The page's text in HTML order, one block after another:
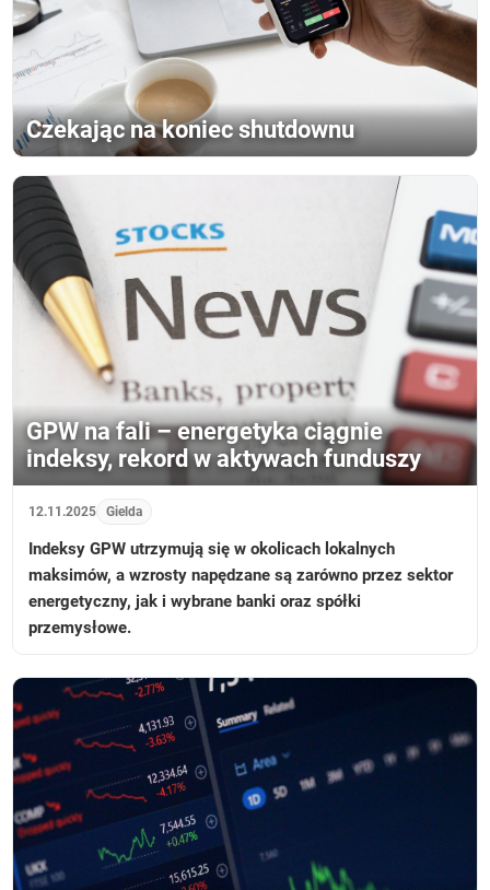
Czekając na koniec shutdownu
GPW na fali – energetyka ciągnie
indeksy, rekord w aktywach funduszy
12.11.2025 Gielda
Indeksy GPW utrzymują się w okolicach lokalnych
maksimów, a wzrosty napędzane są zarówno przez sektor
energetyczny, jak i wybrane banki oraz spółki
przemysłowe.